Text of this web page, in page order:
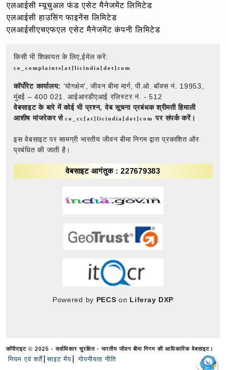
एलआईसी म्यूचुअल फंड एसेट मैनेजमेंट लिमिटेड
एलआईसी हाउसिंग फाइनेंस लिमिटेड
एलआईसीएचएफएल एसेट मैनेजमेंट कंपनी लिमिटेड
किसी भी शिकायत के लिए,ईमेल करें:
co_complaints[at]licindia[dot]com
कॉर्पोरेट कार्यालय: 'योगक्षेम', जीवन बीमा मार्ग, पी.ओ. बॉक्स नं. 19953,
मुंबई – 400 021. आईआरडीएआई रजिस्टर नं. - 512
वेबसाइट के बारे में कोई भी प्रश्न, वेब सूचना प्रबंधक श्रीमती हिमाली
आशीष मांजरेकर सेco_cc[at]licindia[dot]comपर संपर्क करें।
इस वेबसाइट पर सामग्री भारतीय जीवन बीमा निगम द्वारा प्रकाशित और
प्रबंधित की जाती है।
वेबसाइट आगंतुक : 227679383
Powered by PECS on Liferay DXP
कॉपीराइट © 2025 - सर्वाधिकार सुरक्षित - भारतीय जीवन बीमा निगम की आधिकारिक वेबसाइट।
नियम एवं शर्तें साइट मैप गोपनीयता नीति